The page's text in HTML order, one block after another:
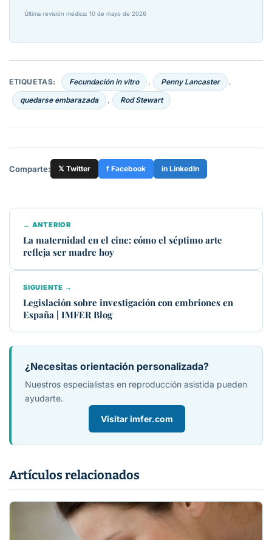
Última revisión médica: 10 de mayo de 2026
ETIQUETAS: Fecundación in vitro , Penny Lancaster ,
quedarse embarazada , Rod Stewart
Comparte: 𝕏 Twitter f Facebook in LinkedIn
← ANTERIOR
La maternidad en el cine: cómo el séptimo arte
refleja ser madre hoy
SIGUIENTE →
Legislación sobre investigación con embriones en
España | IMFER Blog
¿Necesitas orientación personalizada?
Nuestros especialistas en reproducción asistida pueden
ayudarte.
Visitar imfer.com
Artículos relacionados